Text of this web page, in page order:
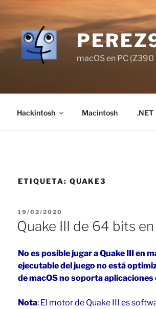
macOS en PC
Hackintosh Macintosh .NET
ETIQUETA: QUAKE3
PUBLICADO
EL
19/02/2020
Quake III de 64 bits
No es posible jugar a Quake III en
ejecutable del juego no está
de macOS no soporta
Nota: El motor de Quake III es